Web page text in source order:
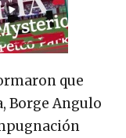
que
Borge Angulo